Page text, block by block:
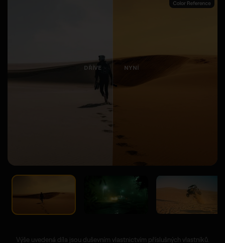
DŘÍVE NYNÍ
Výše uvedená díla jsou duševním vlastnictvím příslušných vlastníků.